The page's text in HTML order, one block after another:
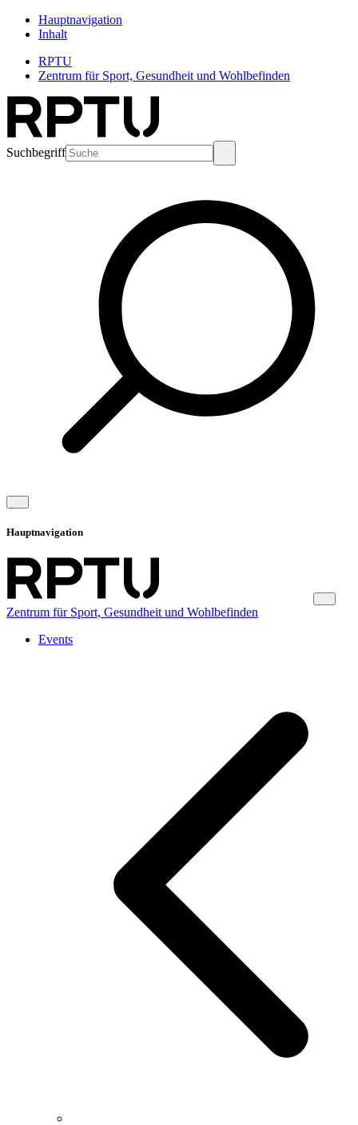
Hauptnavigation
Inhalt
RPTU
Zentrum für Sport, Gesundheit und Wohlbefinden
Suchbegriff
Hauptnavigation
Zentrum für Sport, Gesundheit und Wohlbefinden
Events